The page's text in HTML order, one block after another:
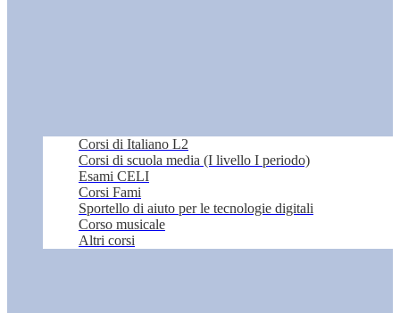
Corsi di Italiano L2
Corsi di scuola media (I livello I periodo)
Esami CELI
Corsi Fami
Sportello di aiuto per le tecnologie digitali
Corso musicale
Altri corsi